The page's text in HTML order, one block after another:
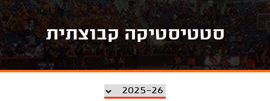
סטטיסטיקה קבוצתית